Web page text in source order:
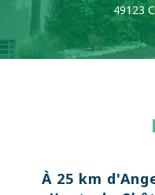
49123
À 25 km